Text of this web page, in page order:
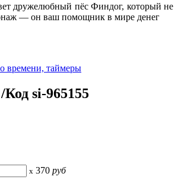
дружелюбный пёс Финдог, который не
— он ваш помощник в мире денег
времени, таймеры
si-965155
x 370 руб